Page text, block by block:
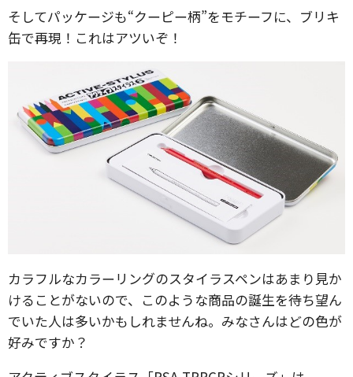
そしてパッケージも“クーピー柄”をモチーフに、ブリキ
缶で再現！これはアツいぞ！
カラフルなカラーリングのスタイラスペンはあまり見か
けることがないので、このような商品の誕生を待ち望ん
でいた人は多いかもしれませんね。みなさんはどの色が
好みですか？